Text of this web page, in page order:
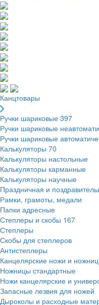
Канцтовары
Ручки шариковые 397
Ручки шариковые
Ручки шариковые
Калькуляторы 70
Калькуляторы настольные
Калькуляторы карманные
Калькуляторы научные
Праздничная и
Рамки, грамоты, медали
Папки адресные
Степлеры и скобы 167
Степлеры
Скобы для степлеров
Антистеплеры
Канцелярские ножи и
Ножницы стандартные
Ножи канцелярские и
Запасные лезвия для ножей
Дыроколы и расходные